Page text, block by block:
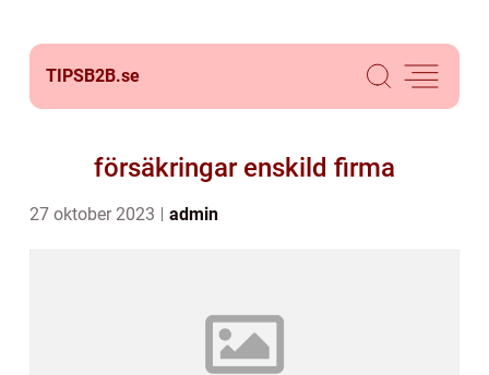
TIPSB2B.se
försäkringar enskild firma
27 oktober 2023 admin